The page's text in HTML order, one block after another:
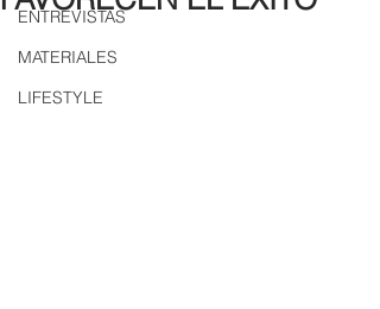
ENTREVISTAS
MATERIALES
LIFESTYLE